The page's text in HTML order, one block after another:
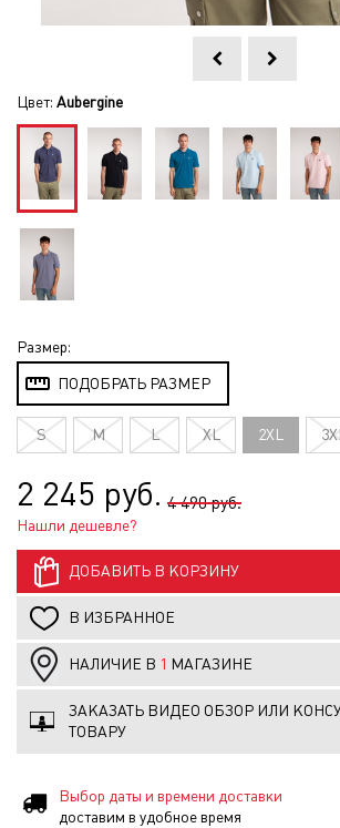
Цвет: Aubergine
Размер:
ПОДОБРАТЬ РАЗМЕР
S M L XL 2XL
2 245 руб. 4 490 руб.
Нашли дешевле?
ДОБАВИТЬ В КОРЗИНУ
В ИЗБРАННОЕ
НАЛИЧИЕ В 1 МАГАЗИНЕ
ЗАКАЗАТЬ ВИДЕО ОБЗОР ИЛИ
ТОВАРУ
Выбор даты и времени доставки
доставим в удобное время